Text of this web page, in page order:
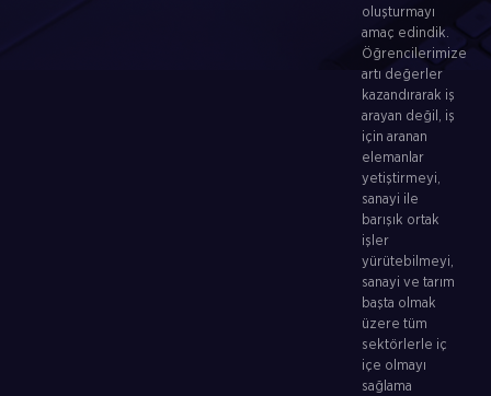
oluşturmayı
amaç edindik.
Öğrencilerimize
artı değerler
kazandırarak iş
arayan değil, iş
için aranan
elemanlar
yetiştirmeyi,
sanayi ile
barışık ortak
işler
yürütebilmeyi,
sanayi ve tarım
başta olmak
üzere tüm
sektörlerle iç
içe olmayı
sağlama